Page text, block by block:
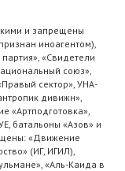
и запрещены
иноагентом),
«Свидетели
союз»,
сектор», УНА-
дивижн»,
«Артподготовка»,
батальоны «Азов» и
«Движение
(ИГ, ИГИЛ),
«Аль-Каида в